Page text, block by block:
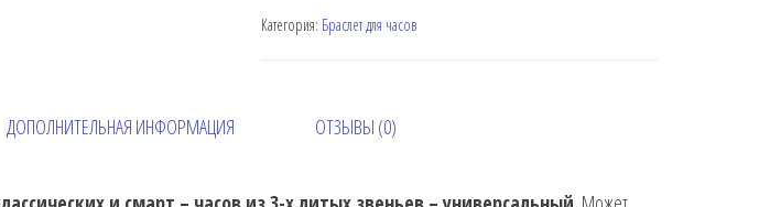
Категория: Браслет для часов
ДОПОЛНИТЕЛЬНАЯ ИНФОРМАЦИЯ ОТЗЫВЫ (0)